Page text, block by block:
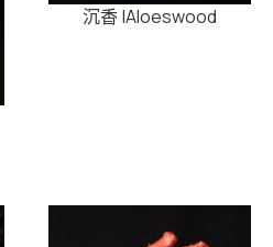
沉香 |Aloeswood